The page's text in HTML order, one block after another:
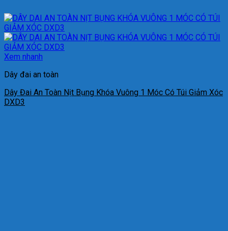
Xem nhanh
Dây đai an toàn
Dây Đai An Toàn Nịt Bụng Khóa Vuông 1 Móc Có Túi Giảm Xóc
DXD3